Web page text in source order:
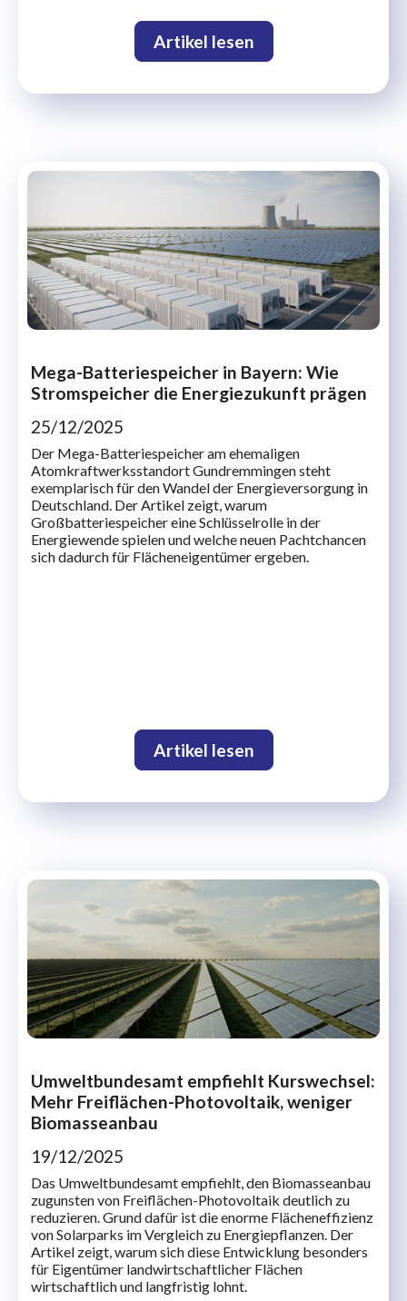
Artikel lesen
Mega-Batteriespeicher in Bayern: Wie
Stromspeicher die Energiezukunft prägen
25/12/2025
Der Mega-Batteriespeicher am ehemaligen
Atomkraftwerksstandort Gundremmingen steht
exemplarisch für den Wandel der Energieversorgung in
Deutschland. Der Artikel zeigt, warum
Großbatteriespeicher eine Schlüsselrolle in der
Energiewende spielen und welche neuen Pachtchancen
sich dadurch für Flächeneigentümer ergeben.
Artikel lesen
Umweltbundesamt empfiehlt Kurswechsel:
Mehr Freiflächen-Photovoltaik, weniger
Biomasseanbau
19/12/2025
Das Umweltbundesamt empfiehlt, den Biomasseanbau
zugunsten von Freiflächen-Photovoltaik deutlich zu
reduzieren. Grund dafür ist die enorme Flächeneffizienz
von Solarparks im Vergleich zu Energiepflanzen. Der
Artikel zeigt, warum sich diese Entwicklung besonders
für Eigentümer landwirtschaftlicher Flächen
wirtschaftlich und langfristig lohnt.